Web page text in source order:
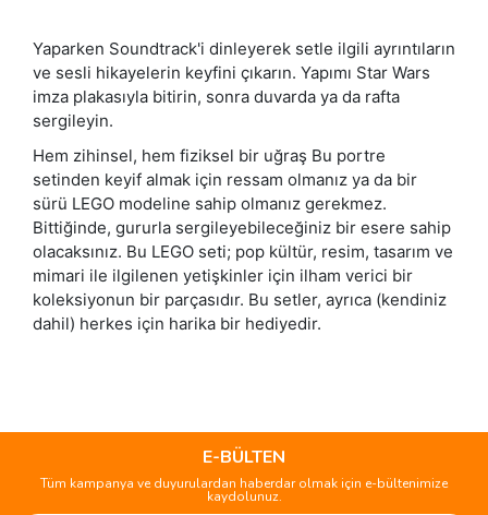
Yaparken Soundtrack'i dinleyerek setle ilgili ayrıntıların
ve sesli hikayelerin keyfini çıkarın. Yapımı Star Wars
imza plakasıyla bitirin, sonra duvarda ya da rafta
sergileyin.
Hem zihinsel, hem fiziksel bir uğraş Bu portre
setinden keyif almak için ressam olmanız ya da bir
sürü LEGO modeline sahip olmanız gerekmez.
Bittiğinde, gururla sergileyebileceğiniz bir esere sahip
olacaksınız. Bu LEGO seti; pop kültür, resim, tasarım ve
mimari ile ilgilenen yetişkinler için ilham verici bir
koleksiyonun bir parçasıdır. Bu setler, ayrıca (kendiniz
dahil) herkes için harika bir hediyedir.
Yorum Yaz
kullanarak tarafımıza iletebilirsiniz.
Görüş ve önerileriniz için teşekkür ederiz.
E-BÜLTEN
Tüm kampanya ve duyurulardan haberdar olmak için e-bültenimize
kaydolunuz.